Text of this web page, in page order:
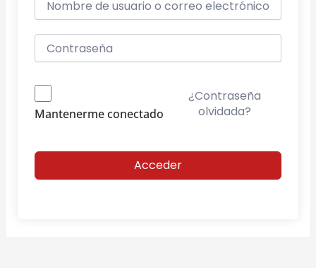
Mantenerme conectado
¿Contraseña
olvidada?
Acceder